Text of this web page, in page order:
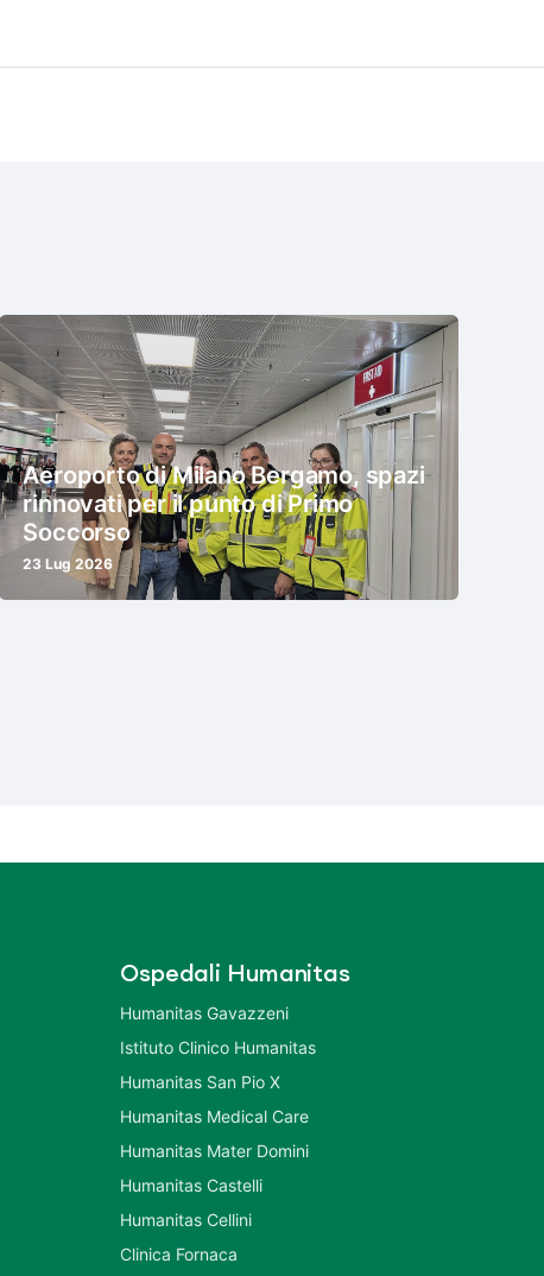
Aeroporto di Milano Bergamo, spazi
rinnovati per il punto di Primo
Soccorso
23 Lug 2026
Ospedali Humanitas
Humanitas Gavazzeni
Istituto Clinico Humanitas
Humanitas San Pio X
Humanitas Medical Care
Humanitas Mater Domini
Humanitas Castelli
Humanitas Cellini
Clinica Fornaca